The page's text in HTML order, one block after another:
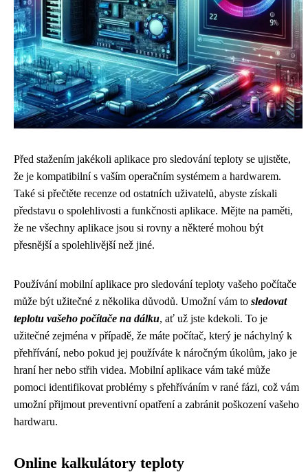
Před stažením jakékoli aplikace pro sledování teploty se ujistěte,
že je kompatibilní s vaším operačním systémem a hardwarem.
Také si přečtěte recenze od ostatních uživatelů, abyste získali
představu o spolehlivosti a funkčnosti aplikace. Mějte na paměti,
že ne všechny aplikace jsou si rovny a některé mohou být
přesnější a spolehlivější než jiné.
Používání mobilní aplikace pro sledování teploty vašeho počítače
může být užitečné z několika důvodů. Umožní vám to sledovat
teplotu vašeho počítače na dálku, ať už jste kdekoli. To je
užitečné zejména v případě, že máte počítač, který je náchylný k
přehřívání, nebo pokud jej používáte k náročným úkolům, jako je
hraní her nebo střih videa. Mobilní aplikace vám také může
pomoci identifikovat problémy s přehříváním v rané fázi, což vám
umožní přijmout preventivní opatření a zabránit poškození vašeho
hardwaru.
Online kalkulátory teploty